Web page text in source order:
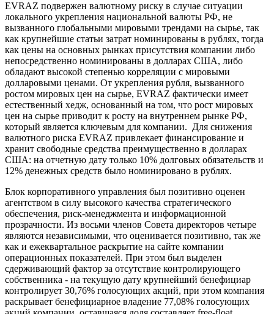
EVRAZ подвержен валютному риску в случае ситуации
локального укрепления национальной валюты РФ, не
вызванного глобальными мировыми трендами на сырье, так
как крупнейшие статьи затрат номинированы в рублях, тогда
как цены на основных рынках присутствия компании либо
непосредственно номинированы в долларах США, либо
обладают высокой степенью корреляции с мировыми
долларовыми ценами. От укрепления рубля, вызванного
ростом мировых цен на сырье, EVRAZ фактически имеет
естественный хедж, основанный на том, что рост мировых
цен на сырье приводит к росту на внутреннем рынке РФ,
который является ключевым для компании. Для снижения
валютного риска EVRAZ привлекает финансирование и
хранит свободные средства преимущественно в долларах
США: на отчетную дату только 10% долговых обязательств и
12% денежных средств было номинировано в рублях.
Блок корпоративного управления был позитивно оценен
агентством в силу высокого качества стратегического
обеспечения, риск-менеджмента и информационной
прозрачности. Из восьми членов Совета директоров четыре
являются независимыми, что оценивается позитивно, так же
как и ежеквартальное раскрытие на сайте компании
операционных показателей. При этом был выделен
сдерживающий фактор за отсутствие контролирующего
собственника - на текущую дату крупнейший бенефициар
контролирует 30,76% голосующих акций, при этом компания
раскрывает бенефициарное владение 77,08% голосующих